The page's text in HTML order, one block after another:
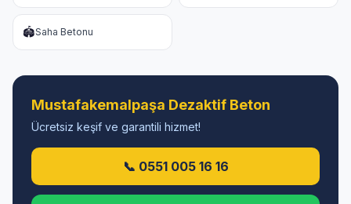
🏟️Saha Betonu
Mustafakemalpaşa Dezaktif Beton
Ücretsiz keşif ve garantili hizmet!
📞 0551 005 16 16